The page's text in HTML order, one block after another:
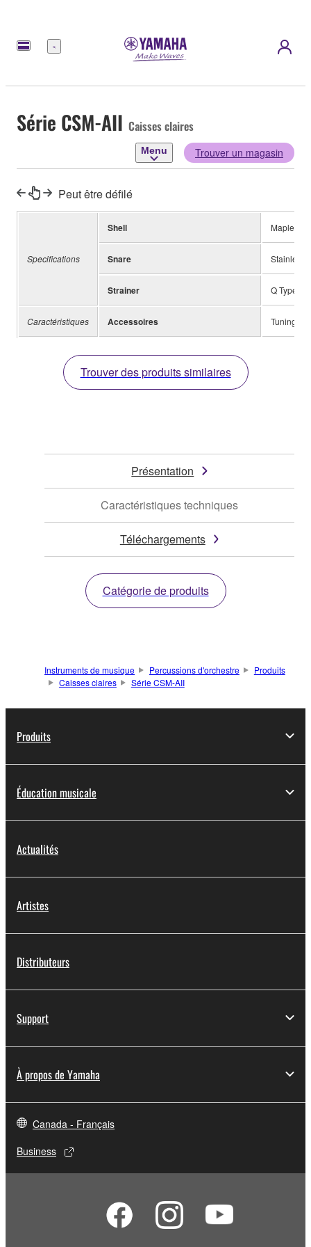
Menu
Série CSM-AII Caisses claires
Menu Trouver un magasin
Peut être défilé
Specifications
Shell Maple 8-
Snare Stainless
Strainer Q Type
Caractéristiques Accessoires Tuning
Trouver des produits similaires
Présentation
Caractéristiques techniques
Téléchargements
Catégorie de produits
Instruments de musique Percussions d'orchestre
Produits
Caisses claires
Série CSM-AII
Produits
Éducation musicale
Actualités
Artistes
Distributeurs
Support
À propos de Yamaha
Canada - Français
Business